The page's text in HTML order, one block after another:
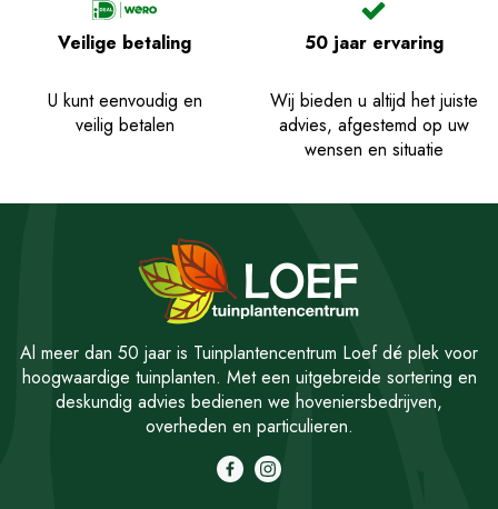
Veilige betaling
U kunt eenvoudig en
veilig betalen
50 jaar ervaring
Wij bieden u altijd het juiste
advies, afgestemd op uw
wensen en situatie
Al meer dan 50 jaar is Tuinplantencentrum Loef dé plek voor
hoogwaardige tuinplanten. Met een uitgebreide sortering en
deskundig advies bedienen we hoveniersbedrijven,
overheden en particulieren.